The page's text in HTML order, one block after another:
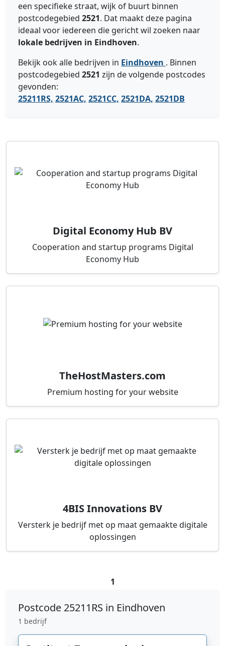
een specifieke straat, wijk of buurt binnen
postcodegebied 2521. Dat maakt deze pagina
ideaal voor iedereen die gericht wil zoeken naar
lokale bedrijven in Eindhoven.
Bekijk ook alle bedrijven in Eindhoven . Binnen
postcodegebied 2521 zijn de volgende postcodes
gevonden:
25211RS, 2521AC, 2521CC, 2521DA, 2521DB
Digital Economy Hub BV
Cooperation and startup programs Digital
Economy Hub
TheHostMasters.com
Premium hosting for your website
4BIS Innovations BV
Versterk je bedrijf met op maat gemaakte digitale
oplossingen
1
Postcode 25211RS in Eindhoven
1 bedrijf